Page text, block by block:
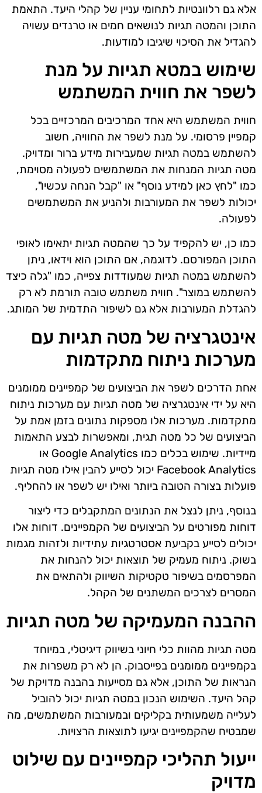
אלא גם רלוונטיות לתחומי עניין של קהלי היעד. התאמת
התוכן והמטה תגיות לנושאים חמים או טרנדים עשויה
להגדיל את הסיכוי שיגיבו למודעות.
שימוש במטא תגיות על מנת
לשפר את חווית המשתמש
חווית המשתמש היא אחד המרכיבים המרכזיים בכל
קמפיין פרסומי. על מנת לשפר את החוויה, חשוב
להשתמש במטה תגיות שמעבירות מידע ברור ומדויק.
מטה תגיות המנחות את המשתמשים לפעולה מסוימת,
כמו "לחץ כאן למידע נוסף" או "קבל הנחה עכשיו",
יכולות לשפר את המעורבות ולהניע את המשתמשים
לפעולה.
כמו כן, יש להקפיד על כך שהמטה תגיות יתאימו לאופי
התוכן המפורסם. לדוגמה, אם התוכן הוא וידאו, ניתן
להשתמש במטה תגיות שמעודדות צפייה, כמו "גלה כיצד
להשתמש במוצר". חווית משתמש טובה תורמת לא רק
להגדלת המעורבות אלא גם לשיפור התדמית של המותג.
אינטגרציה של מטה תגיות עם
מערכות ניתוח מתקדמות
אחת הדרכים לשפר את הביצועים של קמפיינים ממומנים
היא על ידי אינטגרציה של מטה תגיות עם מערכות ניתוח
מתקדמות. מערכות אלו מספקות נתונים בזמן אמת על
הביצועים של כל מטה תגית, ומאפשרות לבצע התאמות
מיידיות. שימוש בכלים כמו Google Analytics או
Facebook Analytics יכול לסייע להבין אילו מטה תגיות
פועלות בצורה הטובה ביותר ואילו יש לשפר או להחליף.
בנוסף, ניתן לנצל את הנתונים המתקבלים כדי ליצור
דוחות מפורטים על הביצועים של הקמפיינים. דוחות אלו
יכולים לסייע בקביעת אסטרטגיות עתידיות ולזהות מגמות
בשוק. ניתוח מעמיק של תוצאות יכול להנחות את
המפרסמים בשיפור טקטיקות השיווק ולהתאים את
המסרים לצרכים המשתנים של הקהל.
ההבנה המעמיקה של מטה תגיות
מטה תגיות מהוות כלי חיוני בשיווק דיגיטלי, במיוחד
בקמפיינים ממומנים בפייסבוק. הן לא רק משפרות את
הנראות של התוכן, אלא גם מסייעות בהבנה מדויקת של
קהל היעד. השימוש הנכון במטה תגיות יכול להוביל
לעלייה משמעותית בקליקים ובמעורבות המשתמשים, מה
שמבטיח שהקמפיינים יגיעו לתוצאות הרצויות.
ייעול תהליכי קמפיינים עם שילוט
מדויק